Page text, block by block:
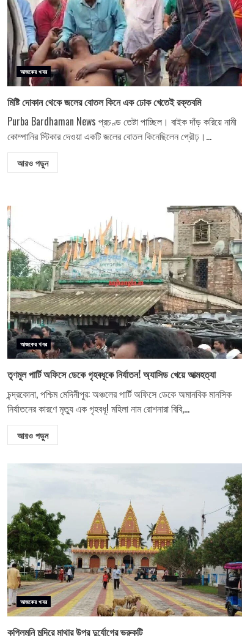
আজকের খবর
মিষ্টি দোকান থেকে জলের বোতল কিনে এক ঢোক খেতেই রক্তবমি
Purba Bardhaman News প্রচণ্ড তেষ্টা পাচ্ছিল। বাইক দাঁড় করিয়ে নামী
কোম্পানির স্টিকার দেওয়া একটি জলের বোতল কিনেছিলেন প্রৌঢ়।...
আরও পড়ুন
আজকের খবর
তৃণমুল পার্টি অফিসে ডেকে গৃহবধূকে নির্যাতন! অ্যাসিড খেয়ে আত্মহত্যা
চন্দ্রকোনা, পশ্চিম মেদিনীপুর: অঞ্চলের পার্টি অফিসে ডেকে অমানবিক মানসিক
নির্যাতনের কারণে মৃত্যু এক গৃহবধূ! মহিলা নাম রোশনারা বিবি,...
আরও পড়ুন
আজকের খবর
কপিলমুনি মন্দিরে মাথার উপর দুর্যোগের ভ্রুকুটি